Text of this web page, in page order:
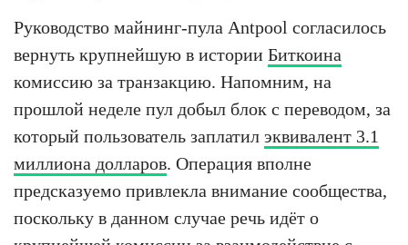
Руководство майнинг-пула Antpool согласилось
вернуть крупнейшую в истории Биткоина
комиссию за транзакцию. Напомним, на
прошлой неделе пул добыл блок с переводом, за
который пользователь заплатил эквивалент 3.1
миллиона долларов. Операция вполне
предсказуемо привлекла внимание сообщества,
поскольку в данном случае речь идёт о